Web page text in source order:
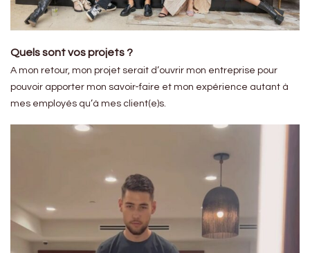
Quels sont vos projets ?
A mon retour, mon projet serait d’ouvrir mon entreprise pour
pouvoir apporter mon savoir-faire et mon expérience autant à
mes employés qu’à mes client(e)s.